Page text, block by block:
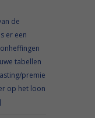
de
er een
tabellen
premie
op het loon